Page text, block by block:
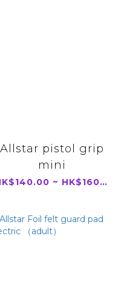
Allstar pistol grip
mini
HK$140.00 ~ HK$160.00